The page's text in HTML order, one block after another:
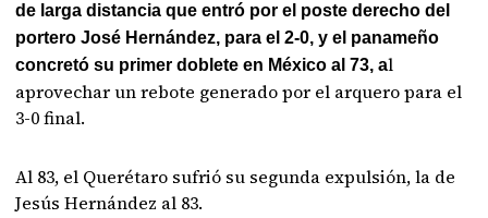
de larga distancia que entró por el poste derecho del
portero José Hernández, para el 2-0, y el panameño
concretó su primer doblete en México al 73, al
aprovechar un rebote generado por el arquero para el
3-0 final.
Al 83, el Querétaro sufrió su segunda expulsión, la de
Jesús Hernández al 83.